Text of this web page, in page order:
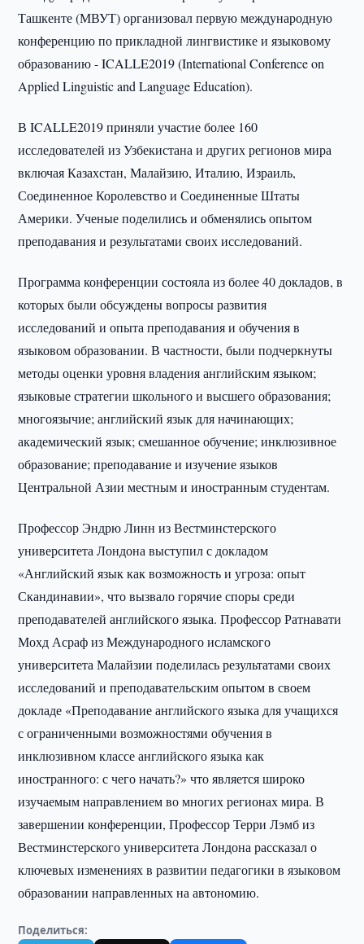
Ташкенте (МВУТ) организовал первую международную
конференцию по прикладной лингвистике и языковому
образованию - ICALLE2019 (International Conference on
Applied Linguistic and Language Education).
В ICALLE2019 приняли участие более 160
исследователей из Узбекистана и других регионов мира
включая Казахстан, Малайзию, Италию, Израиль,
Соединенное Королевство и Соединенные Штаты
Америки. Ученые поделились и обменялись опытом
преподавания и результатами своих исследований.
Программа конференции состояла из более 40 докладов, в
которых были обсуждены вопросы развития
исследований и опыта преподавания и обучения в
языковом образовании. В частности, были подчеркнуты
методы оценки уровня владения английским языком;
языковые стратегии школьного и высшего образования;
многоязычие; английский язык для начинающих;
академический язык; смешанное обучение; инклюзивное
образование; преподавание и изучение языков
Центральной Азии местным и иностранным студентам.
Профессор Эндрю Линн из Вестминстерского
университета Лондона выступил с докладом
«Английский язык как возможность и угроза: опыт
Скандинавии», что вызвало горячие споры среди
преподавателей английского языка. Профессор Ратнавати
Мохд Асраф из Международного исламского
университета Малайзии поделилась результатами своих
исследований и преподавательским опытом в своем
докладе «Преподавание английского языка для учащихся
с ограниченными возможностями обучения в
инклюзивном классе английского языка как
иностранного: с чего начать?» что является широко
изучаемым направлением во многих регионах мира. В
завершении конференции, Профессор Терри Лэмб из
Вестминстерского университета Лондона рассказал о
ключевых изменениях в развитии педагогики в языковом
образовании направленных на автономию.
Поделиться: